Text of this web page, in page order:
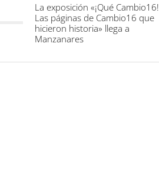
La exposición «¡Qué Cambio16!
Las páginas de Cambio16 que
hicieron historia» llega a
Manzanares